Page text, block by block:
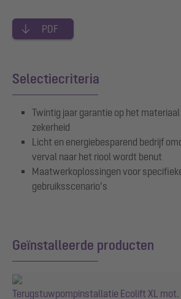
PDF
Selectiecriteria
Twintig jaar garantie op het materiaal
zekerheid
Licht en energiebesparend bedrijf
verval naar het riool wordt benut
Maatwerkoplossingen voor
gebruiksscenario’s
Geïnstalleerde producten
Terugstuwpompinstallatie Ecolift XL mot.